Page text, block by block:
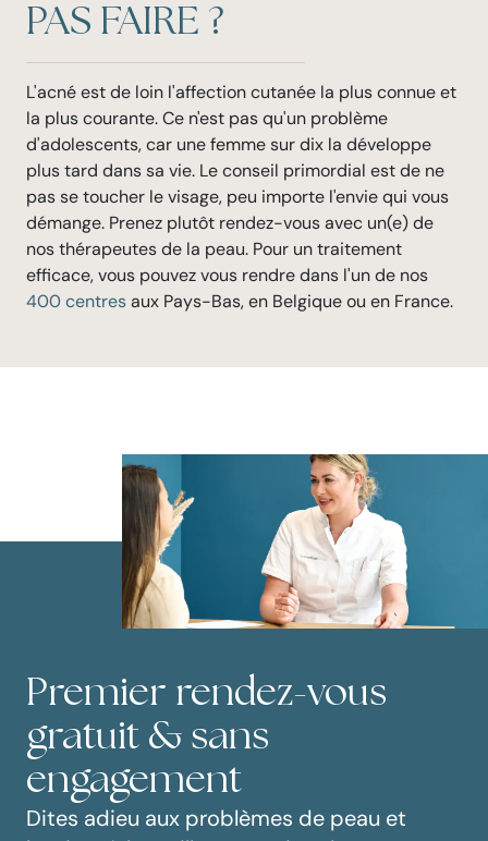
PAS FAIRE ?
L'acné est de loin l'affection cutanée la plus connue et
la plus courante. Ce n'est pas qu'un problème
d'adolescents, car une femme sur dix la développe
plus tard dans sa vie. Le conseil primordial est de ne
pas se toucher le visage, peu importe l'envie qui vous
démange. Prenez plutôt rendez-vous avec un(e) de
nos thérapeutes de la peau. Pour un traitement
efficace, vous pouvez vous rendre dans l'un de nos
400 centresaux Pays-Bas, en Belgique ou en France.
Premier rendez-vous
gratuit & sans
engagement
Dites adieu aux problèmes de peau et